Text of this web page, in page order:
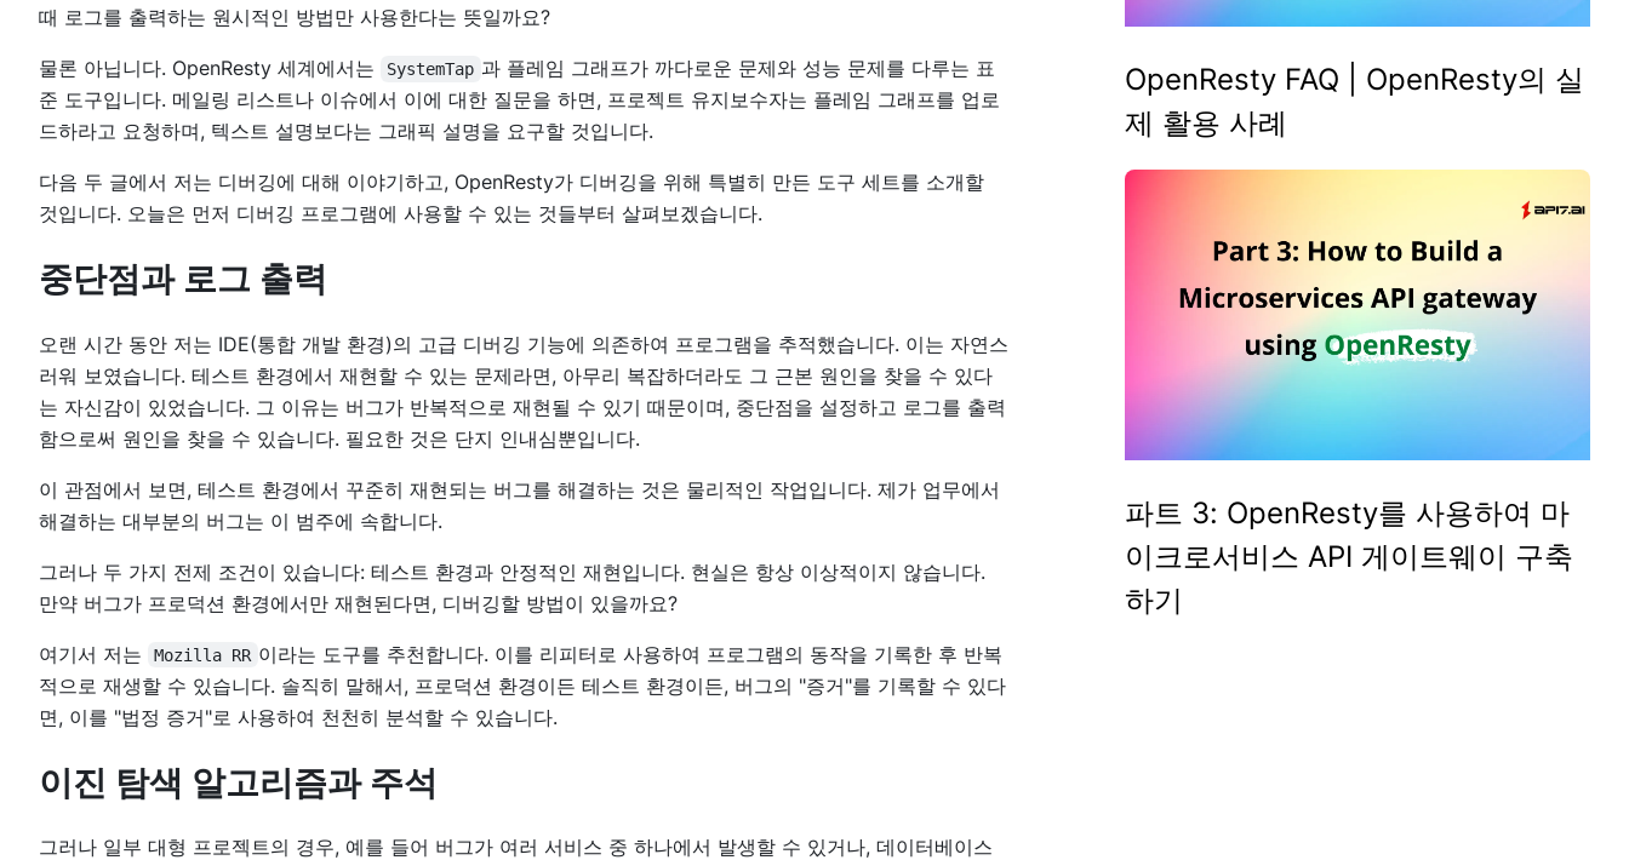
때 로그를 출력하는 원시적인 방법만 사용한다는 뜻일까요?
물론 아닙니다. OpenResty 세계에서는 SystemTap 과 플레임 그래프가 까다로운 문제와 성능 문제를 다루는 표
준 도구입니다. 메일링 리스트나 이슈에서 이에 대한 질문을 하면, 프로젝트 유지보수자는 플레임 그래프를 업로
드하라고 요청하며, 텍스트 설명보다는 그래픽 설명을 요구할 것입니다.
다음 두 글에서 저는 디버깅에 대해 이야기하고, OpenResty가 디버깅을 위해 특별히 만든 도구 세트를 소개할
것입니다. 오늘은 먼저 디버깅 프로그램에 사용할 수 있는 것들부터 살펴보겠습니다.
중단점과 로그 출력
오랜 시간 동안 저는 IDE(통합 개발 환경)의 고급 디버깅 기능에 의존하여 프로그램을 추적했습니다. 이는 자연스
러워 보였습니다. 테스트 환경에서 재현할 수 있는 문제라면, 아무리 복잡하더라도 그 근본 원인을 찾을 수 있다
는 자신감이 있었습니다. 그 이유는 버그가 반복적으로 재현될 수 있기 때문이며, 중단점을 설정하고 로그를 출력
함으로써 원인을 찾을 수 있습니다. 필요한 것은 단지 인내심뿐입니다.
이 관점에서 보면, 테스트 환경에서 꾸준히 재현되는 버그를 해결하는 것은 물리적인 작업입니다. 제가 업무에서
해결하는 대부분의 버그는 이 범주에 속합니다.
그러나 두 가지 전제 조건이 있습니다: 테스트 환경과 안정적인 재현입니다. 현실은 항상 이상적이지 않습니다.
만약 버그가 프로덕션 환경에서만 재현된다면, 디버깅할 방법이 있을까요?
여기서 저는 Mozilla RR 이라는 도구를 추천합니다. 이를 리피터로 사용하여 프로그램의 동작을 기록한 후 반복
적으로 재생할 수 있습니다. 솔직히 말해서, 프로덕션 환경이든 테스트 환경이든, 버그의 "증거"를 기록할 수 있다
면, 이를 "법정 증거"로 사용하여 천천히 분석할 수 있습니다.
이진 탐색 알고리즘과 주석
그러나 일부 대형 프로젝트의 경우, 예를 들어 버그가 여러 서비스 중 하나에서 발생할 수 있거나, 데이터베이스
OpenResty FAQ | OpenResty의 실
제 활용 사례
파트 3: OpenResty를 사용하여 마
이크로서비스 API 게이트웨이 구축
하기